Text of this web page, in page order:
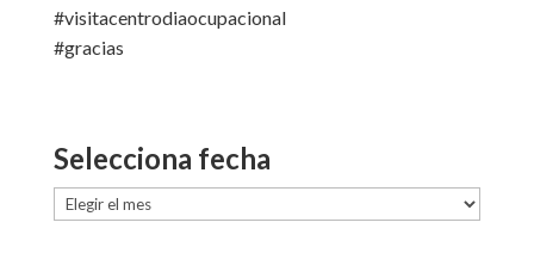
#visitacentrodiaocupacional
#gracias
Selecciona fecha
Selecciona